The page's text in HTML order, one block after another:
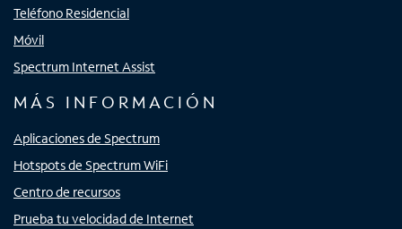
Teléfono Residencial
Móvil
Spectrum Internet Assist
MÁS INFORMACIÓN
Aplicaciones de Spectrum
Hotspots de Spectrum WiFi
Centro de recursos
Prueba tu velocidad de Internet